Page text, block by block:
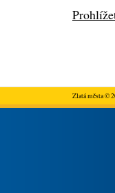
Zlatá města ©